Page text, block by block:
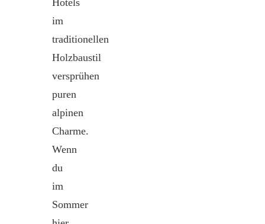
im
traditionellen
Holzbaustil
versprühen
puren
alpinen
Charme.
Wenn
du
im
Sommer